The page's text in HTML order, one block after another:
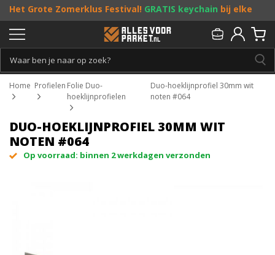
Het Grote Zomerklus Festival! GRATIS keychain bij elke
bestelling vanaf €25, entoffe acties! Doe je mee?
Persoonlijk & gratis advies:013 - 207 00 01
Home Profielen Folie Duo-
hoeklijnprofielen
Duo-hoeklijnprofiel 30mm wit
noten #064
DUO-HOEKLIJNPROFIEL 30MM WIT
NOTEN #064
Op voorraad: binnen 2 werkdagen verzonden